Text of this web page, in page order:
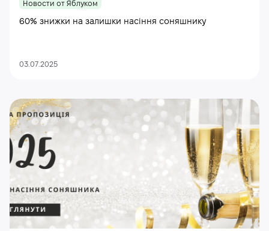
Новости от Яблуком
60% знижки на залишки насіння соняшнику
03.07.2025